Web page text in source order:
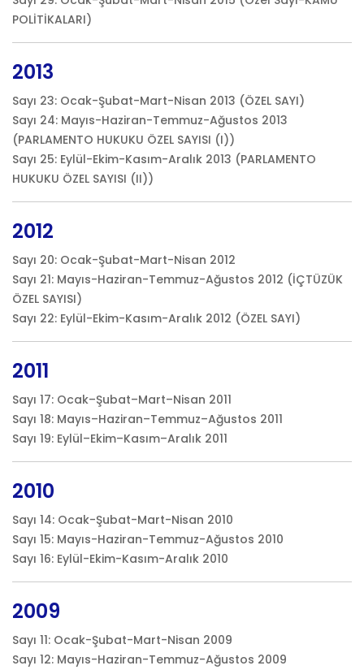
POLİTİKALARI)
2013
Sayı 23: Ocak-Şubat-Mart-Nisan 2013 (ÖZEL SAYI)
Sayı 24: Mayıs-Haziran-Temmuz-Ağustos 2013
(PARLAMENTO HUKUKU ÖZEL SAYISI (I))
Sayı 25: Eylül-Ekim-Kasım-Aralık 2013 (PARLAMENTO
HUKUKU ÖZEL SAYISI (II))
2012
Sayı 20: Ocak-Şubat-Mart-Nisan 2012
Sayı 21: Mayıs-Haziran-Temmuz-Ağustos 2012 (İÇTÜZÜK
ÖZEL SAYISI)
Sayı 22: Eylül-Ekim-Kasım-Aralık 2012 (ÖZEL SAYI)
2011
Sayı 17: Ocak–Şubat–Mart–Nisan 2011
Sayı 18: Mayıs–Haziran–Temmuz–Ağustos 2011
Sayı 19: Eylül–Ekim–Kasım–Aralık 2011
2010
Sayı 14: Ocak-Şubat-Mart-Nisan 2010
Sayı 15: Mayıs-Haziran-Temmuz-Ağustos 2010
Sayı 16: Eylül-Ekim-Kasım-Aralık 2010
2009
Sayı 11: Ocak-Şubat-Mart-Nisan 2009
Sayı 12: Mayıs-Haziran-Temmuz-Ağustos 2009